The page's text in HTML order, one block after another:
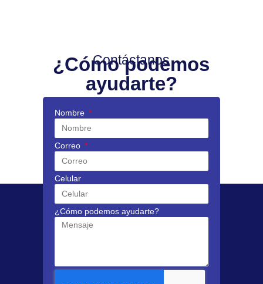
Contáctanos
¿Cómo podemos
ayudarte?
Nombre
Correo
Celular
¿Cómo podemos ayudarte?